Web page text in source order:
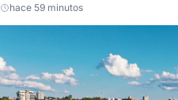
hace 59 minutos